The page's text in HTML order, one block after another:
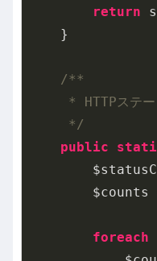
return
    }
/**
* HTTPステー
     */
public
$counts
foreach